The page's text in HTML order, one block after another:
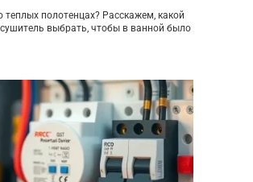
теплых полотенцах? Расскажем, какой
выбрать, чтобы в ванной было